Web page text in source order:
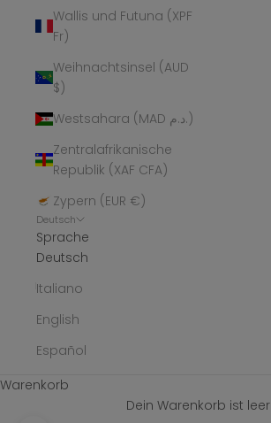
Wallis und Futuna (XPF
Fr)
Weihnachtsinsel (AUD
$)
Westsahara (MAD د.م.)
Zentralafrikanische
Republik (XAF CFA)
Zypern (EUR €)
Deutsch
Sprache
Deutsch
Italiano
English
Español
Warenkorb
Dein Warenkorb ist leer